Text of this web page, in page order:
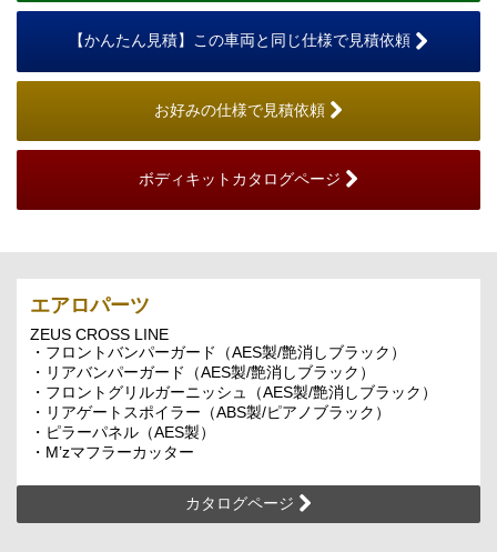
【かんたん見積】この車両と同じ仕様で見積依頼
お好みの仕様で見積依頼
ボディキットカタログページ
エアロパーツ
ZEUS CROSS LINE
・フロントバンパーガード（AES製/艶消しブラック）
・リアバンパーガード（AES製/艶消しブラック）
・フロントグリルガーニッシュ（AES製/艶消しブラック）
・リアゲートスポイラー（ABS製/ピアノブラック）
・ピラーパネル（AES製）
・M’zマフラーカッター
カタログページ